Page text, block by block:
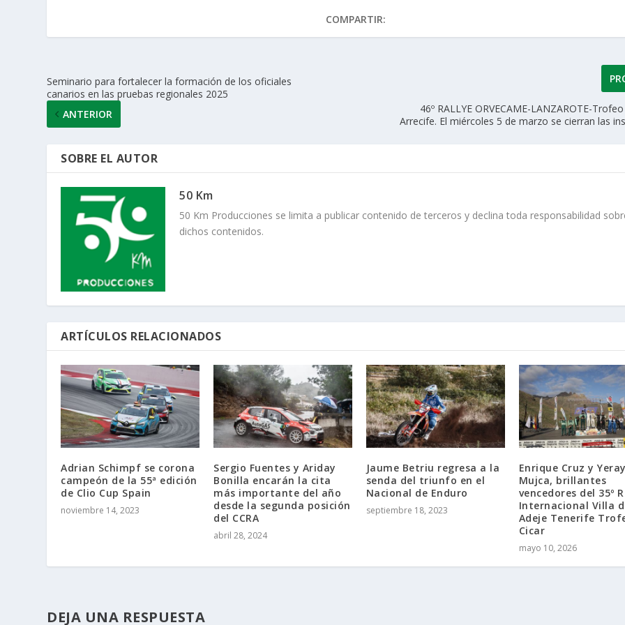
p k r
COMPARTIR:
Seminario para fortalecer la formación de los oficiales
canarios en las pruebas regionales 2025
ANTERIOR
46º RALLYE ORVECAME-LANZAROTE-
Arrecife. El miércoles 5 de marzo se cierran las
SOBRE EL AUTOR
50 Km
50 Km Producciones se limita a publicar contenido de terceros y declina toda responsabilidad
dichos contenidos.
ARTÍCULOS RELACIONADOS
Adrian Schimpf se corona
campeón de la 55ª edición
de Clio Cup Spain
noviembre 14, 2023
Sergio Fuentes y Ariday
Bonilla encarán la cita
más importante del año
desde la segunda posición
del CCRA
abril 28, 2024
Jaume Betriu regresa a la
senda del triunfo en el
Nacional de Enduro
septiembre 18, 2023
Enrique Cruz y
Mujca, brillantes
vencedores del 35º
Internacional Villa
Adeje Tenerife
Cicar
mayo 10, 2026
DEJA UNA RESPUESTA